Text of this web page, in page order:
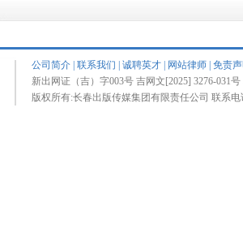
公司简介 联系我们 诚聘英才 网站律师 免责
新出网证（吉）字003号 吉网文[2025] 3276-031
版权所有:长春出版传媒集团有限责任公司 联系电